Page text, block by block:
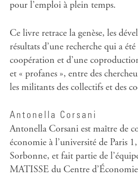
pour l’emploi à plein temps.
Ce livre retrace la genèse, les
résultats d’une recherche qui a
coopération et d’une
et « profanes », entre des
les militants des collectifs et des
Antonella Corsani
Antonella Corsani est maître de
économie à l’université de Paris
Sorbonne, et fait partie de
MATISSE du Centre